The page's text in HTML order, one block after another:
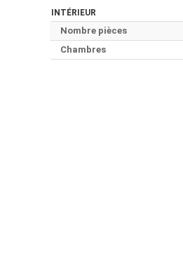
INTÉRIEUR
Nombre pièces
Chambres